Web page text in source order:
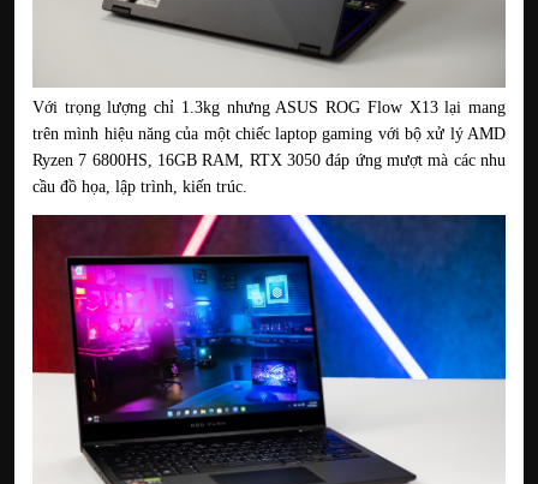
Với trọng lượng chỉ 1.3kg nhưng ASUS ROG Flow X13 lại mang
trên mình hiệu năng của một chiếc laptop gaming với bộ xử lý AMD
Ryzen 7 6800HS, 16GB RAM, RTX 3050 đáp ứng mượt mà các nhu
cầu đồ họa, lập trình, kiến trúc.